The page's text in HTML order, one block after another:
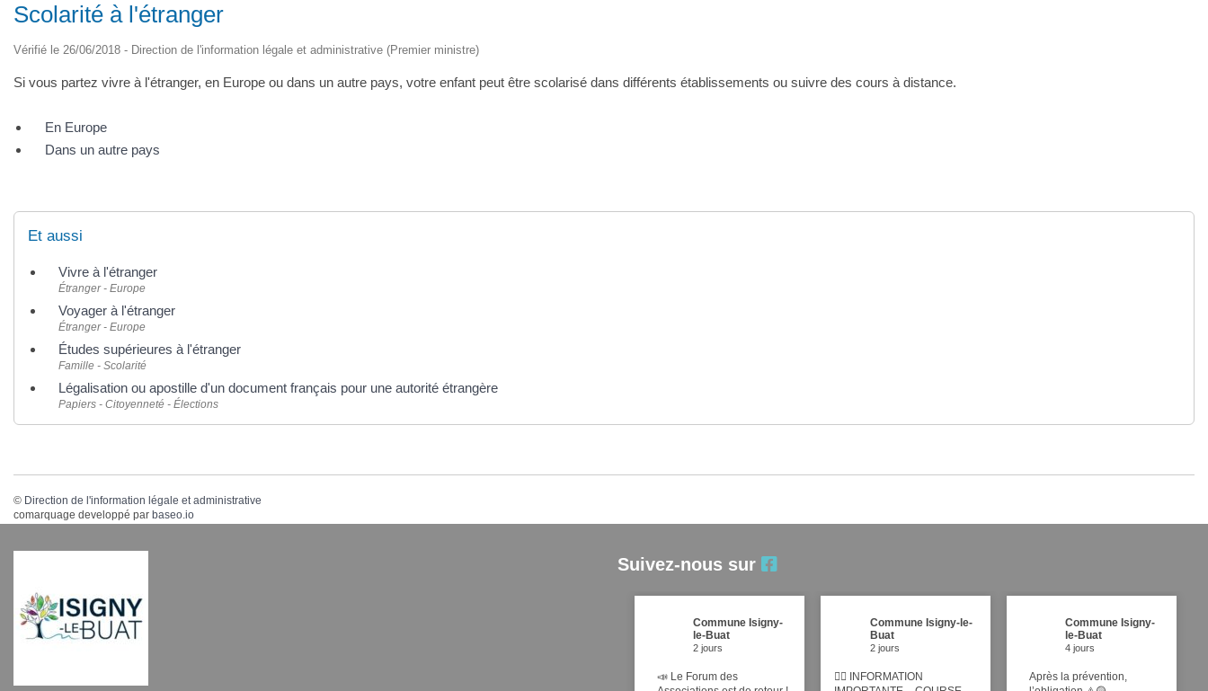
Scolarité à l'étranger
Vérifié le 26/06/2018 - Direction de l'information légale et administrative (Premier ministre)
Si vous partez vivre à l'étranger, en Europe ou dans un autre pays, votre enfant peut être scolarisé dans différents établissements ou suivre des cours à distance.
En Europe
Dans un autre pays
Et aussi
Vivre à l'étranger
Étranger - Europe
Voyager à l'étranger
Étranger - Europe
Études supérieures à l'étranger
Famille - Scolarité
Légalisation ou apostille d'un document français pour une autorité étrangère
Papiers - Citoyenneté - Élections
© Direction de l'information légale et administrative
comarquage developpé par baseo.io
Suivez-nous sur
Commune Isigny-
le-Buat
2 jours
📣 Le Forum des
Commune Isigny-le-
Buat
2 jours
🚴‍♂️ INFORMATION
Commune Isigny-
le-Buat
4 jours
Après la prévention,